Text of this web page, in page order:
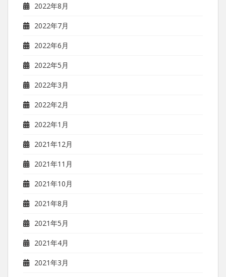
2022年8月
2022年7月
2022年6月
2022年5月
2022年3月
2022年2月
2022年1月
2021年12月
2021年11月
2021年10月
2021年8月
2021年5月
2021年4月
2021年3月